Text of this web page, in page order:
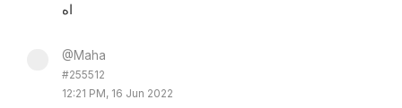
اه
@Maha
#255512
12:21 PM, 16 Jun 2022